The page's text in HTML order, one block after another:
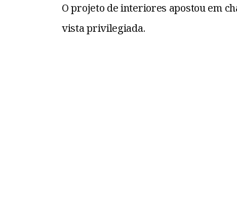
O projeto de interiores apostou em
vista privilegiada.